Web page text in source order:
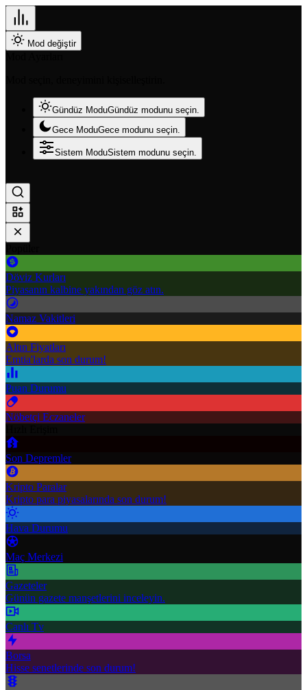
Mod değiştir
Gündüz ModuGündüz modunu seçin.
Gece ModuGece modunu seçin.
Sistem ModuSistem modunu seçin.
Döviz Kurları
Piyasanın kalbine yakından göz atın.
Namaz Vakitleri
Altın Fiyatları
Emtia'larda son durum!
Puan Durumu
Nöbetçi Eczaneler
Son Depremler
Kripto Paralar
Kripto para piyasalarında son durum!
Hava Durumu
Maç Merkezi
Gazeteler
Günün gazete manşetlerini inceleyin.
Canlı Tv
Borsa
Hisse senetlerinde son durum!